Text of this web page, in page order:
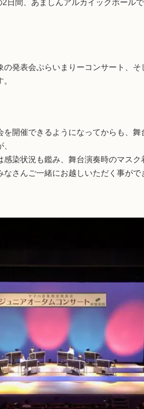
日間、あましんアルカイックホール
の発表会ぷらいまりーコンサート、
を開催できるようになってからも、
感染状況も鑑み、舞台演奏時のマス
なさんご一緒にお越しいただく事がで